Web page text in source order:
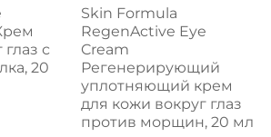
с
20
Skin Formula
RegenActive Eye
Cream
Регенерирующий
уплотняющий крем
для кожи вокруг глаз
против морщин, 20 мл